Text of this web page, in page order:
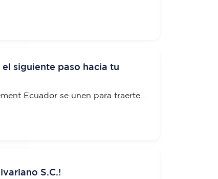
de fútbol masculino y
siguiente paso hacia tu
Ecuador se unen para traerte
S.C.!